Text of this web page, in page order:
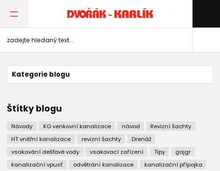
Kategorie blogu
Štítky blogu
Návody KG venkovní kanalizace návod
Revizní šachty
HT vnitřní kanalizace
revizní šachty
Drenáž
vsakování dešťové vody
vsakovací zařízení Tipy
gajgr
kanalizační vpusť
odvětrání kanalizace
kanalizační přípojka